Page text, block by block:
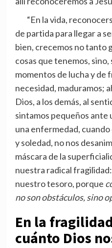
“En la vida,
de partida para llegar a
bien, crecemos no tanto
cosas que tenemos,
momentos de lucha y de
necesidad, maduramos;
Dios, a los demás, al
sintamos pequeños ante
una enfermedad,
y soledad, no nos
máscara de la
nuestra radical
nuestro tesoro, porque
no son obstáculos, sino
En la
cuánto Dios